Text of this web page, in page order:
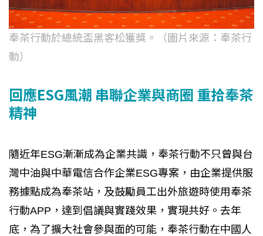
奉茶行動於總統盃黑客松獲獎。（圖片來源：奉茶行
動）
回應ESG風潮 串聯企業與商圈 重拾奉茶
精神
隨近年ESG漸漸成為企業共識，奉茶行動不只曾與台
灣中油與中華電信合作企業ESG專案，由企業提供服
務據點成為奉茶站，及鼓勵員工出外旅遊時使用奉茶
行動APP，達到倡議與實踐效果，實現共好。去年
底，為了擴大社會參與面的可能，奉茶行動在中國人